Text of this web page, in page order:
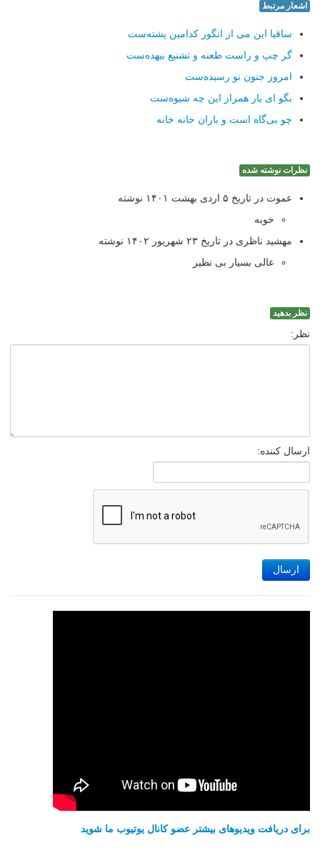
اشعار مرتبط
ساقیا این می از انگور كدامین پشته‌ست
گر چپ و راست طعنه و تشنیع بیهده‌ست
امروز جنون نو رسیده‌ست
بگو ای یار همراز این چه شیوه‌ست
چو بی‌گاه است و باران خانه خانه
نظرات نوشته شده
عموت در تاریخ ۵ اردی بهشت ۱۴۰۱ نوشته
خوبه
مهشید ناظری در تاریخ ۲۳ شهریور ۱۴۰۲ نوشته
عالی بسیار بی نظیر
نظر بدهید
نظر:
ارسال کننده:
ارسال
برای دریافت ویدیوهای بیشتر عضو کانال یوتیوب ما شوید